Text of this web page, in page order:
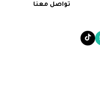
تواصل معنا